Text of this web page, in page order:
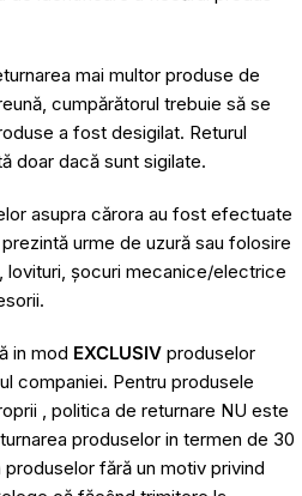
mai multor produse de
cumpărătorul trebuie să se
a fost desigilat. Returul
doar dacă sunt sigilate.
asupra cărora au fost efectuate
urme de uzură sau folosire
lovituri, șocuri mecanice/electrice
in mod EXCLUSIV produselor
companiei. Pentru produsele
, politica de returnare NU este
produselor in termen de 30
produselor fără un motiv privind